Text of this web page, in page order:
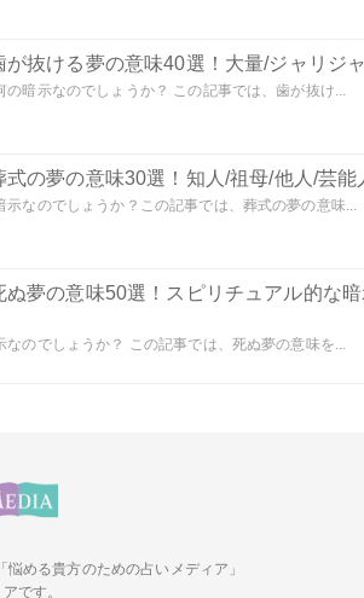
が抜ける夢の意味40選！大量/ジャリジ
の暗示なのでしょうか？ この記事では、歯が抜け...
式の夢の意味30選！知人/祖母/他人/芸能
示なのでしょうか？この記事では、葬式の夢の意味...
ぬ夢の意味50選！スピリチュアル的な
なのでしょうか？ この記事では、死ぬ夢の意味を...
める貴方のための占いメディア」
です。